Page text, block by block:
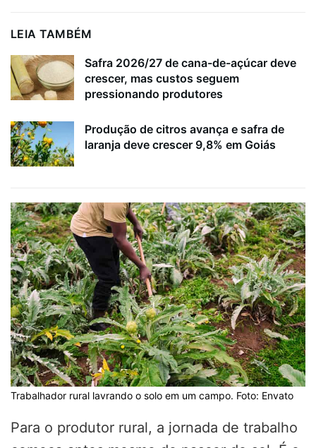
LEIA TAMBÉM
Safra 2026/27 de cana-de-açúcar deve
crescer, mas custos seguem
pressionando produtores
Produção de citros avança e safra de
laranja deve crescer 9,8% em Goiás
Trabalhador rural lavrando o solo em um campo. Foto: Envato
Para o produtor rural, a jornada de trabalho